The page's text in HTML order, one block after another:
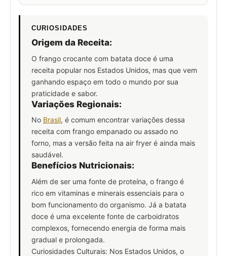
CURIOSIDADES
Origem da Receita:
O frango crocante com batata doce é uma
receita popular nos Estados Unidos, mas que vem
ganhando espaço em todo o mundo por sua
praticidade e sabor.
Variações Regionais:
No Brasil, é comum encontrar variações dessa
receita com frango empanado ou assado no
forno, mas a versão feita na air fryer é ainda mais
saudável.
Benefícios Nutricionais:
Além de ser uma fonte de proteína, o frango é
rico em vitaminas e minerais essenciais para o
bom funcionamento do organismo. Já a batata
doce é uma excelente fonte de carboidratos
complexos, fornecendo energia de forma mais
gradual e prolongada.
Curiosidades Culturais: Nos Estados Unidos, o